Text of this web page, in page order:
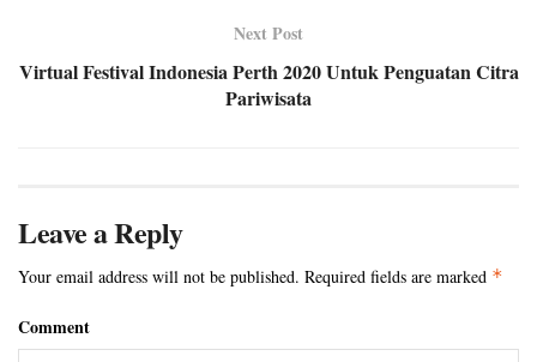
Next Post
Virtual Festival Indonesia Perth 2020 Untuk Penguatan Citra
Pariwisata
Leave a Reply
Your email address will not be published. Required fields are marked *
Comment